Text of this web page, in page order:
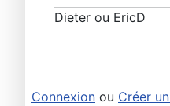
Dieter ou EricD
Connexion ou Créer